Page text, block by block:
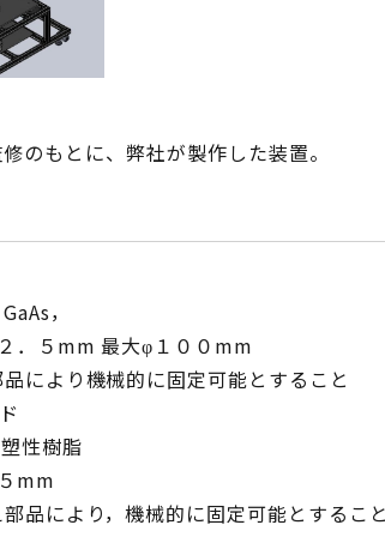
のもとに、弊社が製作した装置。
，
．５mm 最大φ１００mm
により機械的に固定可能とすること
性樹脂
mm
品により，機械的に固定可能とするこ